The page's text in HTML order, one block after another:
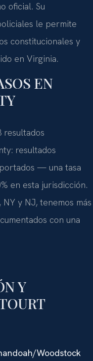
oficial. Su
le permite
constitucionales y
en Virginia.
EN
resultados
resultados
— una tasa
en esta jurisdicción.
y NJ, tenemos más
con una
Y
Woodstock